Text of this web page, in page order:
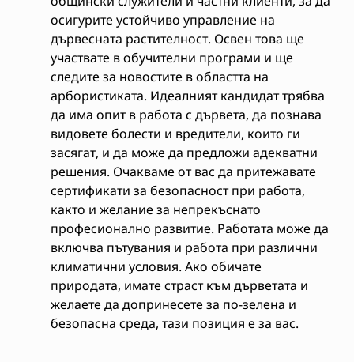
осигурите устойчиво управление на
дървесната растителност. Освен това ще
участвате в обучителни програми и ще
следите за новостите в областта на
арбористиката. Идеалният кандидат трябва
да има опит в работа с дървета, да познава
видовете болести и вредители, които ги
засягат, и да може да предложи адекватни
решения. Очакваме от вас да притежавате
сертификати за безопасност при работа,
както и желание за непрекъснато
професионално развитие. Работата може да
включва пътувания и работа при различни
климатични условия. Ако обичате
природата, имате страст към дърветата и
желаете да допринесете за по-зелена и
безопасна среда, тази позиция е за вас.